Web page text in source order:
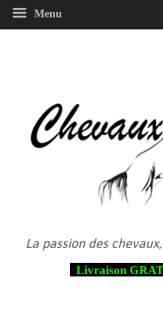
Menu
La passion des
Livraison